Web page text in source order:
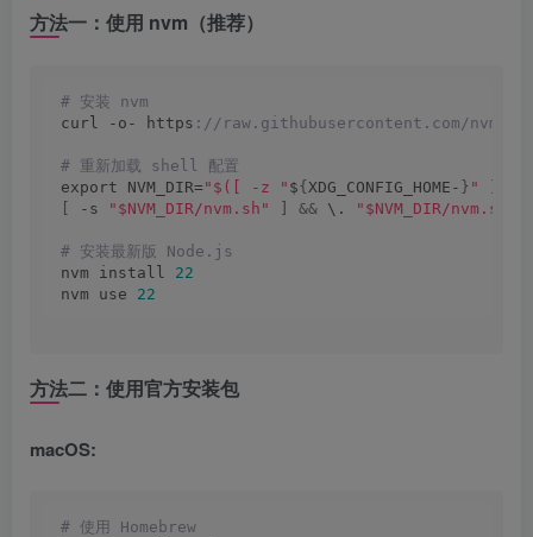
方法一：使用 nvm（推荐）
# 安装 nvm
curl -o- https ://raw.githubusercontent.com/nvm-
# 重新加载 shell 配置
export NVM_DIR= "$([ -z " ${XDG_CONFIG_HOME- } " ]
[ -s "$NVM_DIR/nvm.sh" ] && \. "$NVM_DIR/nvm.sh"
# 安装最新版 Node.js
nvm install 22
nvm use 22
方法二：使用官方安装包
macOS:
# 使用 Homebrew